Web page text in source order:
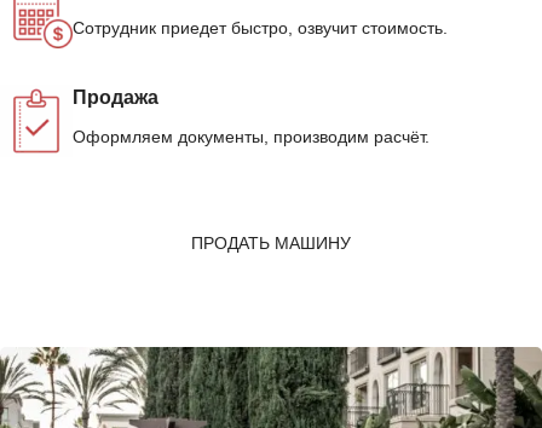
Сотрудник приедет быстро, озвучит стоимость.
Продажа
Оформляем документы, производим расчёт.
ПРОДАТЬ МАШИНУ